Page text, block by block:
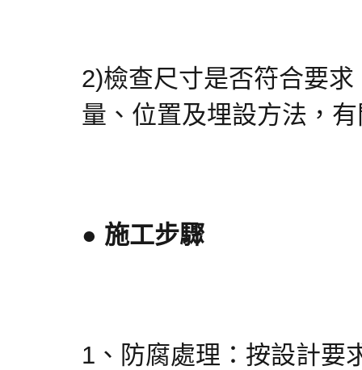
2)檢查尺寸是否符合要
量、位置及埋設方法，
● 施工步驟
1、防腐處理：按設計要